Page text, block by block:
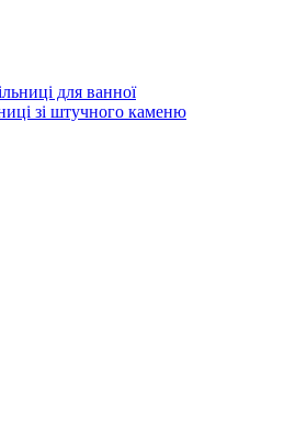
для ванної
зі штучного каменю